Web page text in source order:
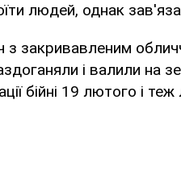
людей, однак
закривавленим
і валили на
бійні 19 лютого і